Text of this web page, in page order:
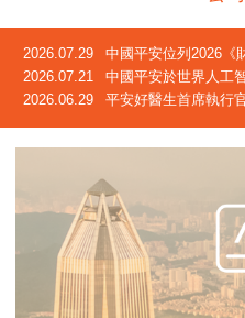
2026.07.29
中國平安位列2026《財富
2026.07.21
中國平安於世界人工智能
2026.06.29
平安好醫生首席執行官何明科於2026